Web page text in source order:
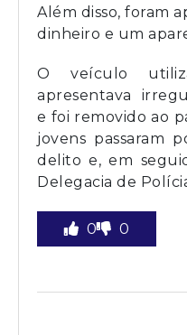
Além disso, foram
dinheiro e um
O veículo
apresentava
e foi removido ao
jovens passaram
delito e, em
Delegacia de
0 0